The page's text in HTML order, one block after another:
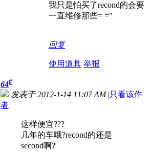
我只是怕买了recond的会要
一直维修那些= ="
回复
使用道具 举报
64#
发表于 2012-1-14 11:07 AM |只看该作
者
这样便宜???
几年的车哦?recond的还是
second啊?